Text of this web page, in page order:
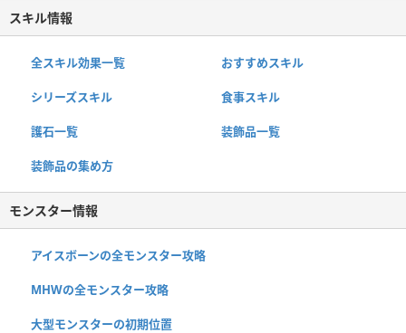
スキル情報
全スキル効果一覧 おすすめスキル
シリーズスキル 食事スキル
護石一覧 装飾品一覧
装飾品の集め方
モンスター情報
アイスボーンの全モンスター攻略
MHWの全モンスター攻略
大型モンスターの初期位置